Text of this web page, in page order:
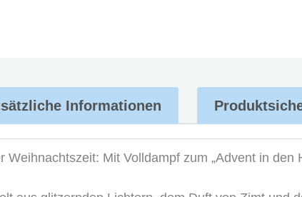
Informationen
Weihnachtszeit: Mit Volldampf zum „Advent in den